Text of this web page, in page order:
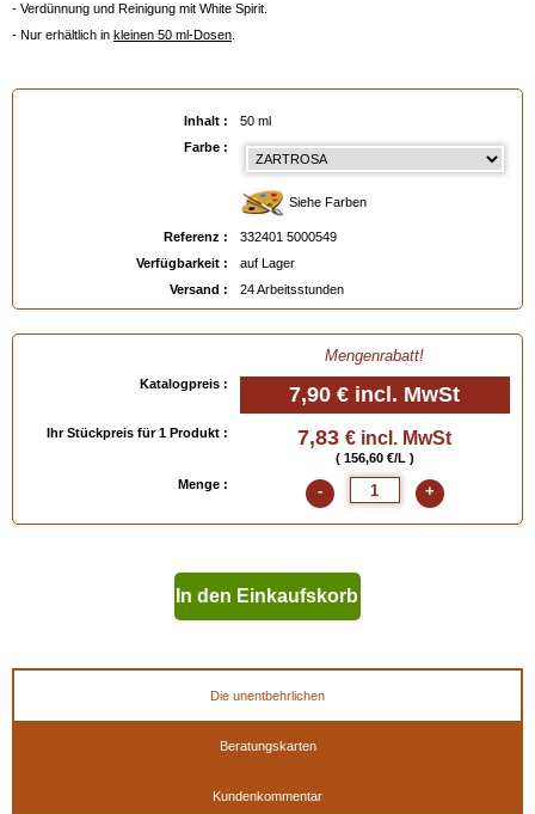
- Verdünnung und Reinigung mit White Spirit.
- Nur erhältlich in kleinen 50 ml-Dosen
Inhalt :
50 ml
Farbe :
Siehe Farben
Referenz :
332401 5000549
Verfügbarkeit :
auf Lager
Versand :
24 Arbeitsstunden
Mengenrabatt!
Katalogpreis : 7,90 € incl. MwSt
Ihr Stückpreis für 1 Produkt : 7,83 € incl. MwSt
( 156,60 €/L )
Menge :
- +
In den Einkaufskorb
Die unentbehrlichen
Beratungskarten
Kundenkommentar